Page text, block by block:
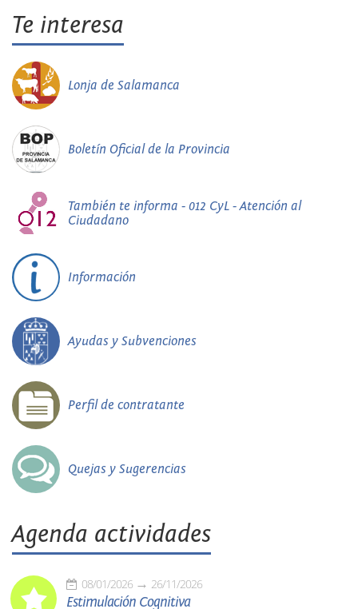
Te interesa
Lonja de Salamanca
Boletín Oficial de la Provincia
También te informa - 012 CyL - Atención al
Ciudadano
Información
Ayudas y Subvenciones
Perfil de contratante
Quejas y Sugerencias
Agenda actividades
08/01/2026 26/11/2026
Estimulación Cognitiva